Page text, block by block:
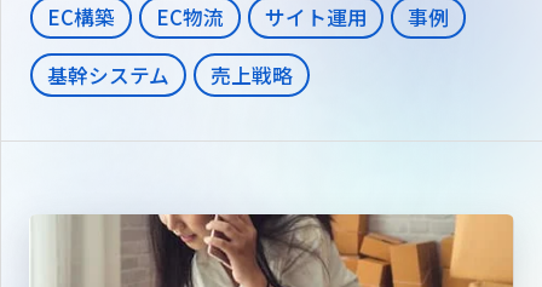
EC構築
EC物流 サイト運用
事例
基幹システム
売上戦略